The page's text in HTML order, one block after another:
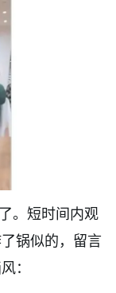
。短时间内观
锅似的，留言
：